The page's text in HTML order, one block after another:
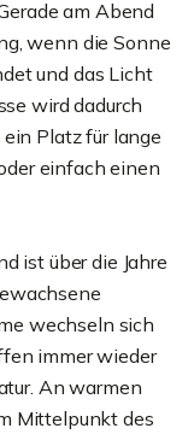
am Abend
wenn die Sonne
und das Licht
wird dadurch
Platz für lange
einfach einen
ist über die Jahre
wechseln sich
immer wieder
An warmen
Mittelpunkt des